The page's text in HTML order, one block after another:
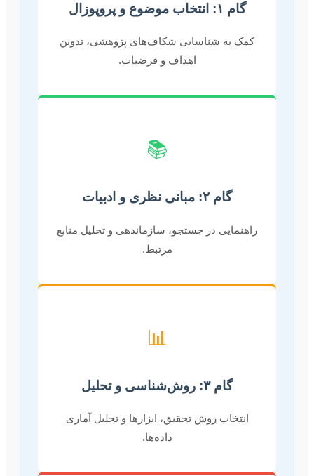
گام ۱: انتخاب موضوع و پروپوزال
کمک به شناسایی شکاف‌های پژوهشی، تدوین
اهداف و فرضیات.
📚
گام ۲: مبانی نظری و ادبیات
راهنمایی در جستجو، سازماندهی و تحلیل منابع
مرتبط.
📊
گام ۳: روش‌شناسی و تحلیل
انتخاب روش تحقیق، ابزارها و تحلیل آماری
داده‌ها.